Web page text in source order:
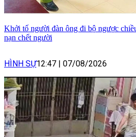
Khởi tố người đàn ông đi bộ ngược
nạn chết người
HÌNH SỰ12:47 | 07/08/2026